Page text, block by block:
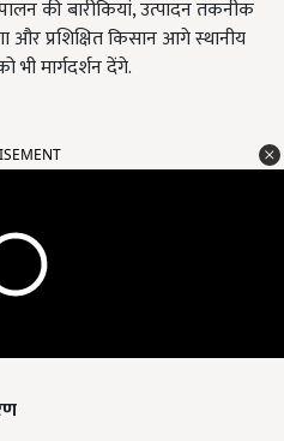
की बारीकियां, उत्पादन तकनीक
और प्रशिक्षित किसान आगे स्थानीय
मार्गदर्शन देंगे.